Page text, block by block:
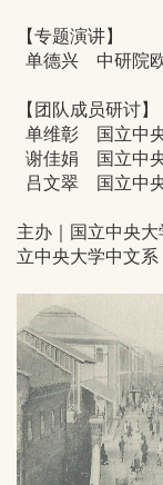
【专题演讲】
单德兴 中研院
【团队成员研讨】
单维彰 国立中
谢佳娟 国立中
吕文翠 国立中
主办｜国立中央
立中央大学中文系